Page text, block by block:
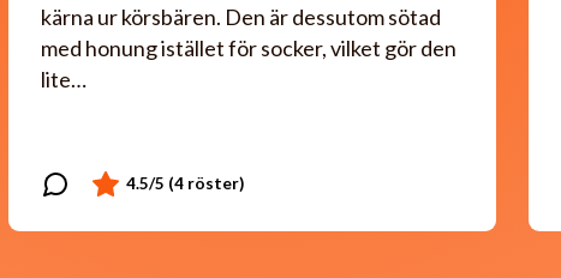
kärna ur körsbären. Den är dessutom sötad
med honung istället för socker, vilket gör den
lite…